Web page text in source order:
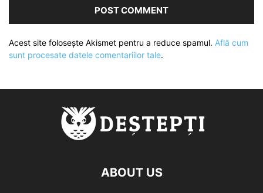
Acest site folosește Akismet pentru a reduce spamul. Află cum
sunt procesate datele comentariilor tale.
ABOUT US